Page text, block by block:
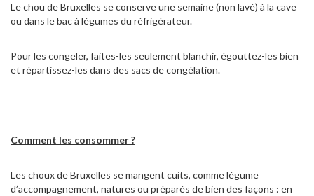
Le chou de Bruxelles se conserve une semaine (non lavé) à la cave
ou dans le bac à légumes du réfrigérateur.
Pour les congeler, faites-les seulement blanchir, égouttez-les bien
et répartissez-les dans des sacs de congélation.
Comment les consommer ?
Les choux de Bruxelles se mangent cuits, comme légume
d’accompagnement, natures ou préparés de bien des façons : en